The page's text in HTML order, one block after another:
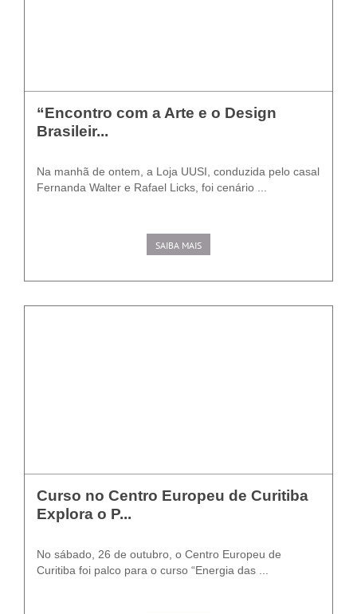
“Encontro com a Arte e o Design
Brasileir...
Na manhã de ontem, a Loja UUSI, conduzida pelo casal
Fernanda Walter e Rafael Licks, foi cenário ...
SAIBA MAIS
Curso no Centro Europeu de Curitiba
Explora o P...
No sábado, 26 de outubro, o Centro Europeu de
Curitiba foi palco para o curso “Energia das ...